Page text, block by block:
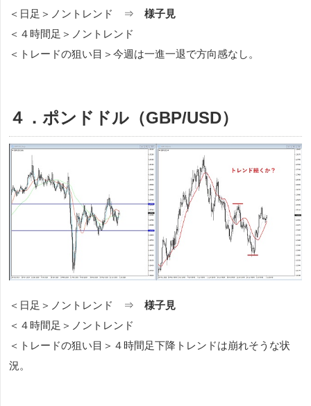
＜日足＞ノントレンド ⇒ 様子見
＜４時間足＞ノントレンド
＜トレードの狙い目＞今週は一進一退で方向感なし。
４．ポンドドル（GBP/USD）
＜日足＞ノントレンド ⇒ 様子見
＜４時間足＞ノントレンド
＜トレードの狙い目＞４時間足下降トレンドは崩れそうな状
況。